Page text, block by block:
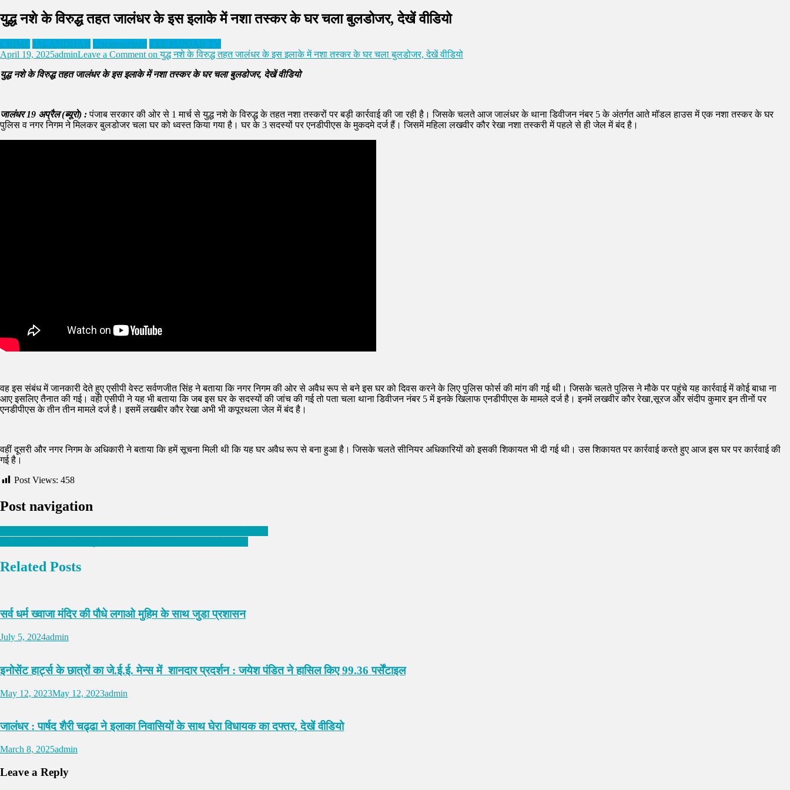
युद्ध नशे के विरुद्ध तहत जालंधर के इस इलाके में नशा तस्कर के घर चला बुलडोजर, देखें वीडियो
CRIME JALANDHAR Uncategorized ZEE PUNJAB TV
April 19, 2025adminLeave a Comment on युद्ध नशे के विरुद्ध तहत जालंधर के इस इलाके में नशा तस्कर के घर चला बुलडोजर, देखें वीडियो
युद्ध नशे के विरुद्ध तहत जालंधर के इस इलाके में नशा तस्कर के घर चला बुलडोजर, देखें वीडियो
जालंधर 19 अप्रैल (ब्यूरो) : पंजाब सरकार की ओर से 1 मार्च से युद्ध नशे के विरुद्ध के तहत नशा तस्करों पर बड़ी कार्रवाई की जा रही है। जिसके चलते आज जालंधर के थाना डिवीजन नंबर 5 के अंतर्गत आते मॉडल हाउस में एक नशा तस्कर के घर
पुलिस व नगर निगम ने मिलकर बुलडोजर चला घर को ध्वस्त किया गया है। घर के 3 सदस्यों पर एनडीपीएस के मुकदमे दर्ज हैं। जिसमें महिला लखवीर कौर रेखा नशा तस्करी में पहले से ही जेल में बंद है।
वह इस संबंध में जानकारी देते हुए एसीपी वेस्ट सर्वणजीत सिंह ने बताया कि नगर निगम की ओर से अवैध रूप से बने इस घर को दिवस करने के लिए पुलिस फोर्स की मांग की गई थी। जिसके चलते पुलिस ने मौके पर पहुंचे यह कार्रवाई में कोई बाधा ना
आए इसलिए तैनात की गई। वही एसीपी ने यह भी बताया कि जब इस घर के सदस्यों की जांच की गई तो पता चला थाना डिवीजन नंबर 5 में इनके खिलाफ एनडीपीएस के मामले दर्ज है। इनमें लखवीर कौर रेखा,सूरज और संदीप कुमार इन तीनों पर
एनडीपीएस के तीन तीन मामले दर्ज है। इसमें लखबीर कौर रेखा अभी भी कपूरथला जेल में बंद है।
वहीं दूसरी और नगर निगम के अधिकारी ने बताया कि हमें सूचना मिली थी कि यह घर अवैध रूप से बना हुआ है। जिसके चलते सीनियर अधिकारियों को इसकी शिकायत भी दी गई थी। उस शिकायत पर कार्रवाई करते हुए आज इस घर पर कार्रवाई की
गई है।
Post Views: 458
Post navigation
Related Posts
सर्व धर्म ख्वाजा मंदिर की पौधे लगाओ मुहिम के साथ जुडा प्रशासन
July 5, 2024admin
इनोसेंट हार्ट्स के छात्रों का जे.ई.ई. मेन्स में शानदार प्रदर्शन : जयेश पंडित ने हासिल किए 99.36 पर्सेंटाइल
May 12, 2023May 12, 2023admin
जालंधर : पार्षद शैरी चढ्ढा ने इलाका निवासियों के साथ घेरा विधायक का दफ्तर, देखें वीडियो
March 8, 2025admin
Leave a Reply